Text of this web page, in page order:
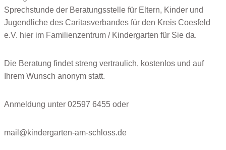
Sprechstunde der Beratungsstelle für Eltern, Kinder und
Jugendliche des Caritasverbandes für den Kreis Coesfeld
e.V. hier im Familienzentrum / Kindergarten für Sie da.
Die Beratung findet streng vertraulich, kostenlos und auf
Ihrem Wunsch anonym statt.
Anmeldung unter 02597 6455 oder
mail@kindergarten-am-schloss.de